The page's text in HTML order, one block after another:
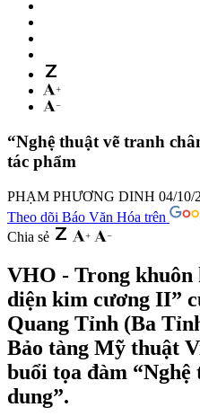
“Nghệ thuật vẽ tranh
tác phẩm
PHẠM PHƯƠNG DINH 04/10/
Theo dõi Báo Văn Hóa trên
Chia sẻ
VHO - Trong khuôn
diện kim cương II”
Quang Tỉnh (Ba
Bảo tàng Mỹ thuật
buổi tọa đàm
dung”.